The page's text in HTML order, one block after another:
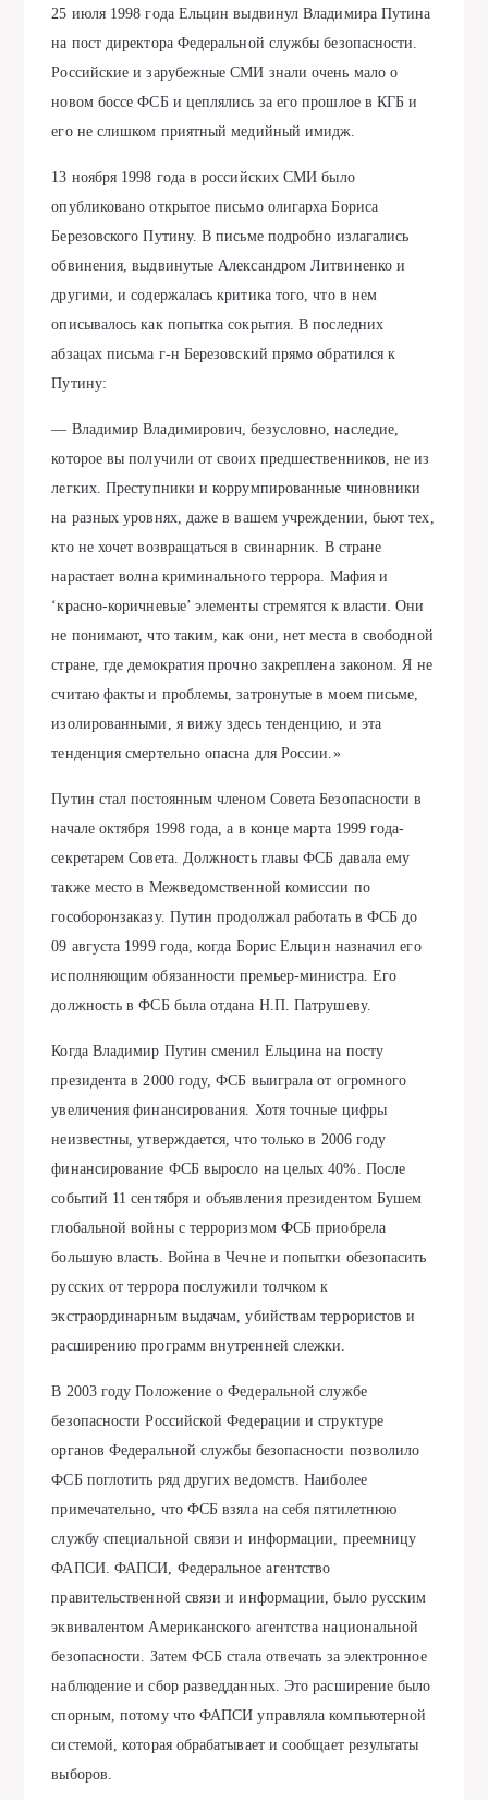
25 июля 1998 года Ельцин выдвинул Владимира Путина
на пост директора Федеральной службы безопасности.
Российские и зарубежные СМИ знали очень мало о
новом боссе ФСБ и цеплялись за его прошлое в КГБ и
его не слишком приятный медийный имидж.
13 ноября 1998 года в российских СМИ было
опубликовано открытое письмо олигарха Бориса
Березовского Путину. В письме подробно излагались
обвинения, выдвинутые Александром Литвиненко и
другими, и содержалась критика того, что в нем
описывалось как попытка сокрытия. В последних
абзацах письма г-н Березовский прямо обратился к
Путину:
— Владимир Владимирович, безусловно, наследие,
которое вы получили от своих предшественников, не из
легких. Преступники и коррумпированные чиновники
на разных уровнях, даже в вашем учреждении, бьют тех,
кто не хочет возвращаться в свинарник. В стране
нарастает волна криминального террора. Мафия и
‘красно-коричневые’ элементы стремятся к власти. Они
не понимают, что таким, как они, нет места в свободной
стране, где демократия прочно закреплена законом. Я не
считаю факты и проблемы, затронутые в моем письме,
изолированными, я вижу здесь тенденцию, и эта
тенденция смертельно опасна для России.»
Путин стал постоянным членом Совета Безопасности в
начале октября 1998 года, а в конце марта 1999 года-
секретарем Совета. Должность главы ФСБ давала ему
также место в Межведомственной комиссии по
гособоронзаказу. Путин продолжал работать в ФСБ до
09 августа 1999 года, когда Борис Ельцин назначил его
исполняющим обязанности премьер-министра. Его
должность в ФСБ была отдана Н.П. Патрушеву.
Когда Владимир Путин сменил Ельцина на посту
президента в 2000 году, ФСБ выиграла от огромного
увеличения финансирования. Хотя точные цифры
неизвестны, утверждается, что только в 2006 году
финансирование ФСБ выросло на целых 40%. После
событий 11 сентября и объявления президентом Бушем
глобальной войны с терроризмом ФСБ приобрела
большую власть. Война в Чечне и попытки обезопасить
русских от террора послужили толчком к
экстраординарным выдачам, убийствам террористов и
расширению программ внутренней слежки.
В 2003 году Положение о Федеральной службе
безопасности Российской Федерации и структуре
органов Федеральной службы безопасности позволило
ФСБ поглотить ряд других ведомств. Наиболее
примечательно, что ФСБ взяла на себя пятилетнюю
службу специальной связи и информации, преемницу
ФАПСИ. ФАПСИ, Федеральное агентство
правительственной связи и информации, было русским
эквивалентом Американского агентства национальной
безопасности. Затем ФСБ стала отвечать за электронное
наблюдение и сбор разведданных. Это расширение было
спорным, потому что ФАПСИ управляла компьютерной
системой, которая обрабатывает и сообщает результаты
выборов.